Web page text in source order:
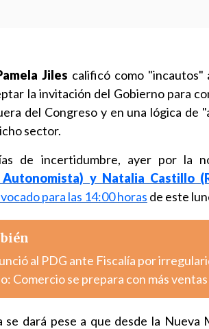
Jiles calificó como "incautos"
la invitación del Gobierno para
del Congreso y en una lógica de
sector.
de incertidumbre, ayer por la
y Natalia Castillo
para las 14:00 horas de este
al PDG ante Fiscalía por
Comercio se prepara con más
se dará pese a que desde la